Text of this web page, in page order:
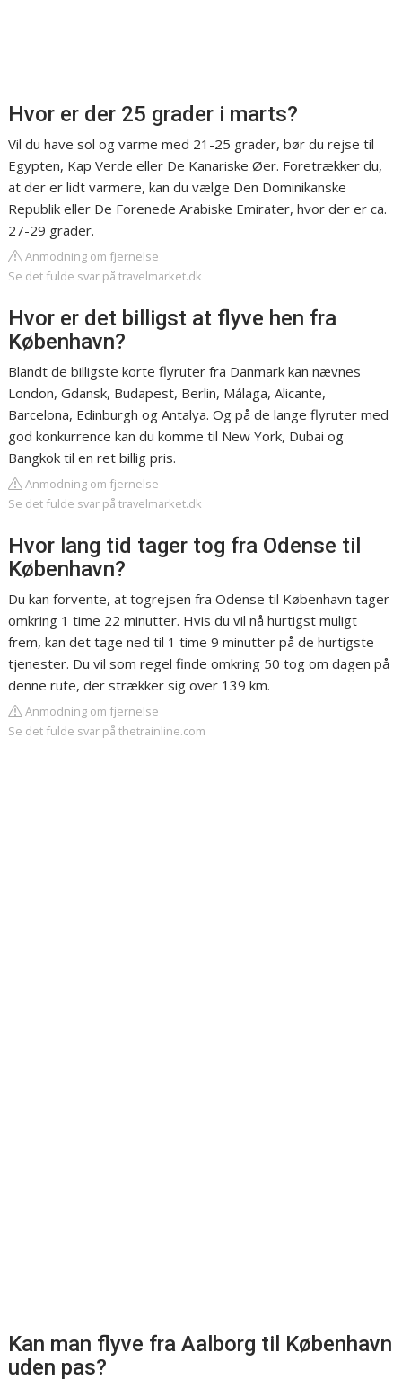
Hvor er der 25 grader i marts?
Vil du have sol og varme med 21-25 grader, bør du rejse til
Egypten, Kap Verde eller De Kanariske Øer. Foretrækker du,
at der er lidt varmere, kan du vælge Den Dominikanske
Republik eller De Forenede Arabiske Emirater, hvor der er ca.
27-29 grader.
Anmodning om fjernelse
Se det fulde svar på travelmarket.dk
Hvor er det billigst at flyve hen fra
København?
Blandt de billigste korte flyruter fra Danmark kan nævnes
London, Gdansk, Budapest, Berlin, Málaga, Alicante,
Barcelona, Edinburgh og Antalya. Og på de lange flyruter med
god konkurrence kan du komme til New York, Dubai og
Bangkok til en ret billig pris.
Anmodning om fjernelse
Se det fulde svar på travelmarket.dk
Hvor lang tid tager tog fra Odense til
København?
Du kan forvente, at togrejsen fra Odense til København tager
omkring 1 time 22 minutter. Hvis du vil nå hurtigst muligt
frem, kan det tage ned til 1 time 9 minutter på de hurtigste
tjenester. Du vil som regel finde omkring 50 tog om dagen på
denne rute, der strækker sig over 139 km.
Anmodning om fjernelse
Se det fulde svar på thetrainline.com
Kan man flyve fra Aalborg til København
uden pas?